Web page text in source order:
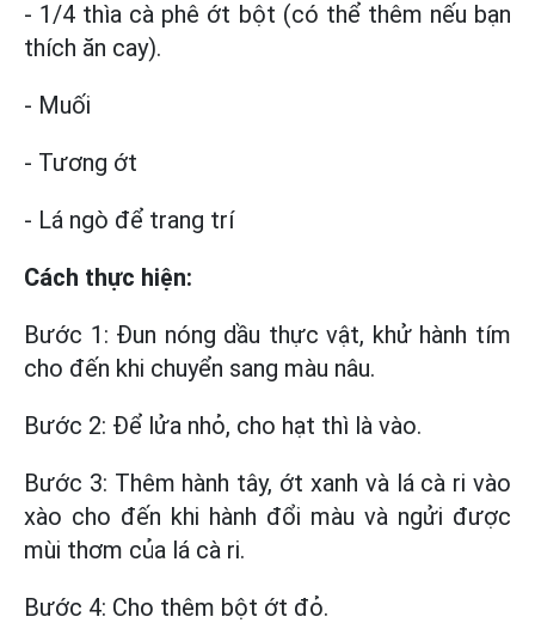
- 1/4 thìa cà phê ớt bột (có thể thêm nếu bạn
thích ăn cay).
- Muối
- Tương ớt
- Lá ngò để trang trí
Cách thực hiện:
Bước 1: Đun nóng dầu thực vật, khử hành tím
cho đến khi chuyển sang màu nâu.
Bước 2: Để lửa nhỏ, cho hạt thì là vào.
Bước 3: Thêm hành tây, ớt xanh và lá cà ri vào
xào cho đến khi hành đổi màu và ngửi được
mùi thơm của lá cà ri.
Bước 4: Cho thêm bột ớt đỏ.